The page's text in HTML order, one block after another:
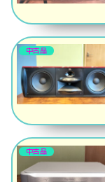
中古品
中古品